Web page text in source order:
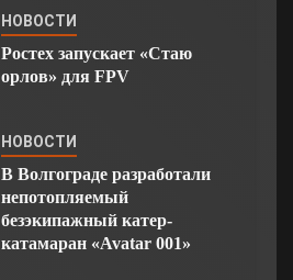
НОВОСТИ
Ростех запускает «Стаю
орлов» для FPV
НОВОСТИ
В Волгограде разработали
непотопляемый
безэкипажный катер-
катамаран «Avatar 001»